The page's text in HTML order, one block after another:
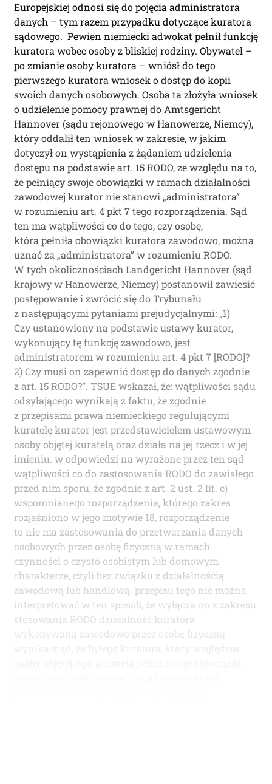
Europejskiej odnosi się do pojęcia administratora
danych – tym razem przypadku dotyczące kuratora
sądowego. Pewien niemiecki adwokat pełnił funkcję
kuratora wobec osoby z bliskiej rodziny. Obywatel –
po zmianie osoby kuratora – wniósł do tego
pierwszego kuratora wniosek o dostęp do kopii
swoich danych osobowych. Osoba ta złożyła wniosek
o udzielenie pomocy prawnej do Amtsgericht
Hannover (sądu rejonowego w Hanowerze, Niemcy),
który oddalił ten wniosek w zakresie, w jakim
dotyczył on wystąpienia z żądaniem udzielenia
dostępu na podstawie art. 15 RODO, ze względu na to,
że pełniący swoje obowiązki w ramach działalności
zawodowej kurator nie stanowi „administratora”
w rozumieniu art. 4 pkt 7 tego rozporządzenia. Sąd
ten ma wątpliwości co do tego, czy osobę,
która pełniła obowiązki kuratora zawodowo, można
uznać za „administratora” w rozumieniu RODO.
W tych okolicznościach Landgericht Hannover (sąd
krajowy w Hanowerze, Niemcy) postanowił zawiesić
postępowanie i zwrócić się do Trybunału
z następującymi pytaniami prejudycjalnymi: „1)
Czy ustanowiony na podstawie ustawy kurator,
wykonujący tę funkcję zawodowo, jest
administratorem w rozumieniu art. 4 pkt 7 [RODO]?
2) Czy musi on zapewnić dostęp do danych zgodnie
z art. 15 RODO?”. TSUE wskazał, że: wątpliwości sądu
odsyłającego wynikają z faktu, że zgodnie
z przepisami prawa niemieckiego regulującymi
kuratelę kurator jest przedstawicielem ustawowym
osoby objętej kuratelą oraz działa na jej rzecz i w jej
imieniu. w odpowiedzi na wyrażone przez ten sąd
wątpliwości co do zastosowania RODO do zawisłego
przed nim sporu, że zgodnie z art. 2 ust. 2 lit. c)
wspomnianego rozporządzenia, którego zakres
rozjaśniono w jego motywie 18, rozporządzenie
to nie ma zastosowania do przetwarzania danych
osobowych przez osobę fizyczną w ramach
czynności o czysto osobistym lub domowym
charakterze, czyli bez związku z działalnością
zawodową lub handlową. przepisu tego nie można
interpretować w ten sposób, że wyłącza on z zakresu
stosowania RODO działalność kuratora
wykonywaną zawodowo przez osobę fizyczną